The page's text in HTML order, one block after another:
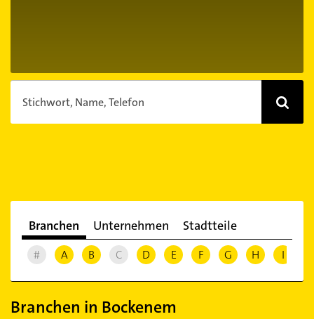
Stichwort, Name, Telefon
Branchen Unternehmen Stadtteile
# A B C D E F G H I
Branchen in Bockenem